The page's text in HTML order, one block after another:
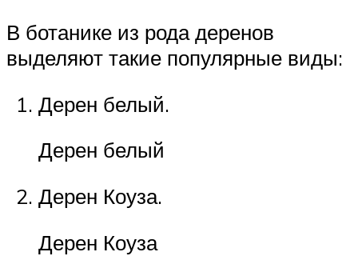
В ботанике из рода деренов
выделяют такие популярные виды:
Дерен белый.
Дерен белый
Дерен Коуза.
Дерен Коуза